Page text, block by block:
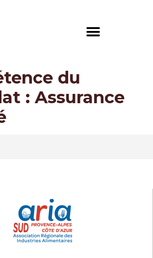
du
:Assurance